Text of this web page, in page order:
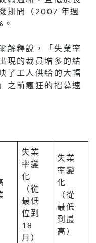
期間（2007 年週
解釋說，「失業率
現的裁員增多的結
了工人供給的大幅
之前瘋狂的招募速
失業
率變
化
（從
最低
位到
18
月）
失業
率變
化
（從
最低
到最
高）